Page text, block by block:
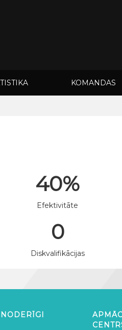
KOMANDAS
40%
Efektivitāte
0
Diskvalifikācijas
NODERĪGI